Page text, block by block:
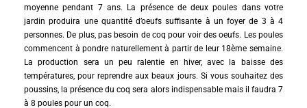
moyenne pendant 7 ans. La présence de deux poules dans votre
jardin produira une quantité d’oeufs suffisante à un foyer de 3 à 4
personnes. De plus, pas besoin de coq pour voir des oeufs. Les poules
commencent à pondre naturellement à partir de leur 18ème semaine.
La production sera un peu ralentie en hiver, avec la baisse des
températures, pour reprendre aux beaux jours. Si vous souhaitez des
poussins, la présence du coq sera alors indispensable mais il faudra 7
à 8 poules pour un coq.